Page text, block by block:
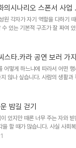
만원으로 충분하..
지 시설이라고 할 수 있는 지역
비를 포함한 운영비로 월 400만
실은 이와 관련된 분들이 아니
년 법제화가 되었음에도 아
지 못하는 이들도 적지 않구요.
. 이미지 출처:..
시나리오 스폰서 사업
원 각자가 자기 역할을 다하기
있는 기본적 구조가 잘 짜여
면 구조적으로 불안한 상태의 사
니다. 민간모금 및 지원 단체로
있는 아름다운재단이 기획하고
그램은 아름다운재단이 걸어왔
회복지를 포함한 시민사회단체
습니다. 사회복지 공모사업 정
스타.카라 공연 보러 가
어떻게 하느냐에 따라서 어떤 행
않나 싶습니다. 사람의 생활과
에서는 그만큼 더 하지 않을까 싶
처음 보는 순간 참신하고 좋은 아
면적으로는 그저 간단히 캔 음식을
지만 내용 속에 흐르는 순환적
. 기업 후원이 단순한 후원으로
람직하지 못합니다. 혹자는 댓가
밤길 걷기
있지만 때론 너무 주는 자와 받
할 때가 많습니다. 사실 사회
호작용이어야 한다는 것이 저의